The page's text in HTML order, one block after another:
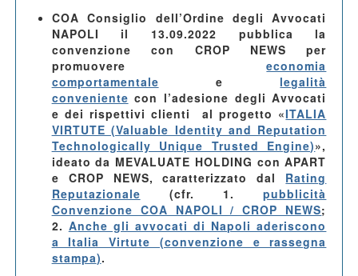
COA Consiglio dell’Ordine degli Avvocati
NAPOLI il 13.09.2022 pubblica la
convenzione con CROP NEWS per
promuovereeconomia
comportamentale e legalità
conveniente con l’adesione degli Avvocati
e dei rispettivi clienti al progetto «ITALIA
VIRTUTE (Valuable Identity and Reputation
Technologically Unique Trusted Engine)»,
ideato da MEVALUATE HOLDING con APART
e CROP NEWS, caratterizzato dal Rating
Reputazionale (cfr. 1.pubblicità
Convenzione COA NAPOLI / CROP NEWS;
2. Anche gli avvocati di Napoli aderiscono
a Italia Virtute (convenzione e rassegna
stampa).